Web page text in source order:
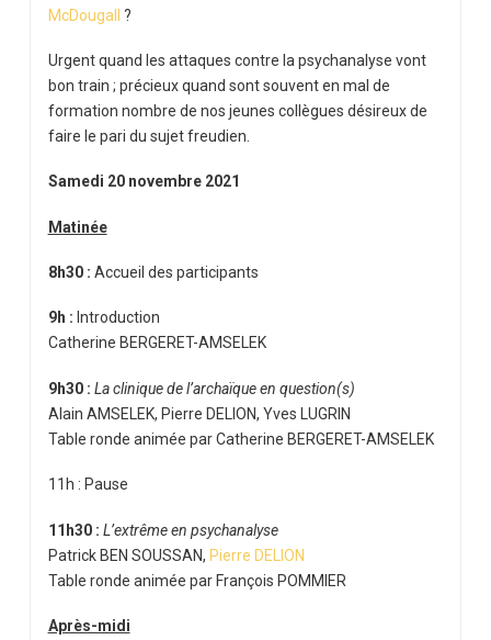
McDougall ?
Urgent quand les attaques contre la psychanalyse vont
bon train ; précieux quand sont souvent en mal de
formation nombre de nos jeunes collègues désireux de
faire le pari du sujet freudien.
Samedi 20 novembre 2021
Matinée
8h30 : Accueil des participants
9h : Introduction
Catherine BERGERET-AMSELEK
9h30 : La clinique de l’archaïque en question(s)
Alain AMSELEK, Pierre DELION, Yves LUGRIN
Table ronde animée par Catherine BERGERET-AMSELEK
11h : Pause
11h30 : L’extrême en psychanalyse
Patrick BEN SOUSSAN, Pierre DELION
Table ronde animée par François POMMIER
Après-midi